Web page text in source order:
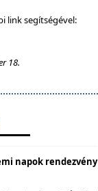
link segítségével:
18.
napok rendezvény